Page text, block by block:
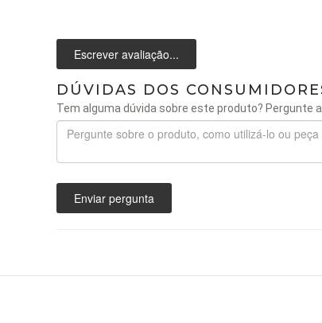
Escrever avaliação...
DÚVIDAS DOS
Tem alguma dúvida sobre este produto? Pergunte
Enviar pergunta